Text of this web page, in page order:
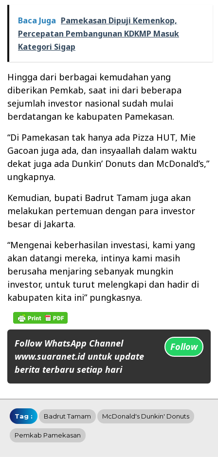
Baca Juga Pamekasan Dipuji Kemenkop,
Percepatan Pembangunan KDKMP Masuk
Kategori Sigap
Hingga dari berbagai kemudahan yang
diberikan Pemkab, saat ini dari beberapa
sejumlah investor nasional sudah mulai
berdatangan ke kabupaten Pamekasan.
“Di Pamekasan tak hanya ada Pizza HUT, Mie
Gacoan juga ada, dan insyaallah dalam waktu
dekat juga ada Dunkin’ Donuts dan McDonald’s,”
ungkapnya.
Kemudian, bupati Badrut Tamam juga akan
melakukan pertemuan dengan para investor
besar di Jakarta.
“Mengenai keberhasilan investasi, kami yang
akan datangi mereka, intinya kami masih
berusaha menjaring sebanyak mungkin
investor, untuk turut melengkapi dan hadir di
kabupaten kita ini” pungkasnya.
Follow WhatsApp Channel
www.suaranet.id untuk update
berita terbaru setiap hari
Follow
Tag : Badrut Tamam McDonald's Dunkin' Donuts
Pemkab Pamekasan